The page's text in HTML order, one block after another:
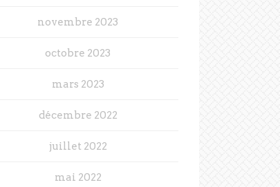
novembre 2023
octobre 2023
mars 2023
décembre 2022
juillet 2022
mai 2022